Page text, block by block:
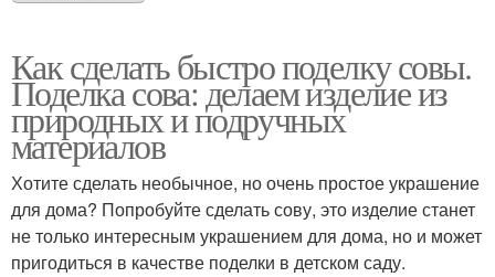
Как сделать быстро поделку совы.
Поделка сова: делаем изделие из
природных и подручных
материалов
Хотите сделать необычное, но очень простое украшение
для дома? Попробуйте сделать сову, это изделие станет
не только интересным украшением для дома, но и может
пригодиться в качестве поделки в детском саду.